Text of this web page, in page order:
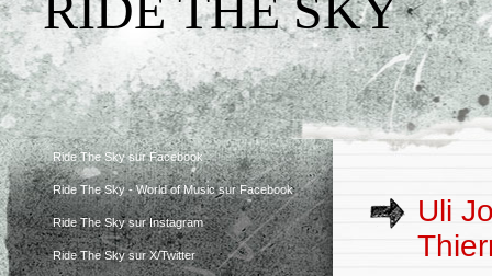
Ride The Sky sur Facebook
Ride The Sky - World of Music sur Facebook
Ride The Sky sur Instagram
Ride The Sky sur X/Twitter
Uli